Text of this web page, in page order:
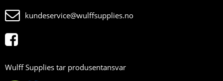
kundeservice@wulffsupplies.no
Wulff Supplies tar produsentansvar